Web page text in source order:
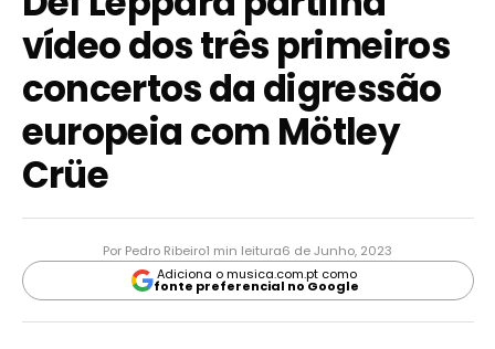
vídeo dos três primeiros
concertos da digressão
europeia com Mötley
Crüe
Por Pedro Ribeiro1 min leitura6 de Junho, 2023
Adiciona o musica.com.pt como
fonte preferencial no Google